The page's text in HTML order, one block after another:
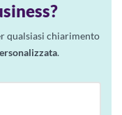
qualsiasi chiarimento
.